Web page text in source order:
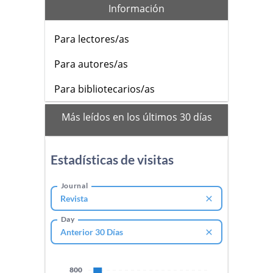
Información
Para lectores/as
Para autores/as
Para bibliotecarios/as
mas_vistos
Más leídos en los últimos 30 días